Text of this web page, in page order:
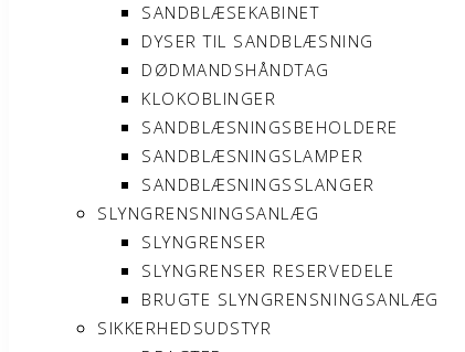
SANDBLÆSEKABINET
DYSER TIL SANDBLÆSNING
DØDMANDSHÅNDTAG
KLOKOBLINGER
SANDBLÆSNINGSBEHOLDERE
SANDBLÆSNINGSLAMPER
SANDBLÆSNINGSSLANGER
SLYNGRENSNINGSANLÆG
SLYNGRENSER
SLYNGRENSER RESERVEDELE
BRUGTE SLYNGRENSNINGSANLÆG
SIKKERHEDSUDSTYR